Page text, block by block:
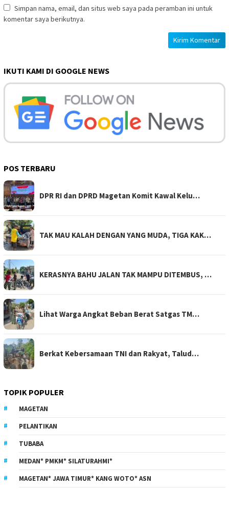
Simpan nama, email, dan situs web saya pada peramban ini untuk
komentar saya berikutnya.
IKUTI KAMI DI GOOGLE NEWS
POS TERBARU
DPR RI dan DPRD Magetan Komit Kawal Kelu…
TAK MAU KALAH DENGAN YANG MUDA, TIGA KAK…
KERASNYA BAHU JALAN TAK MAMPU DITEMBUS, …
Lihat Warga Angkat Beban Berat Satgas TM…
Berkat Kebersamaan TNI dan Rakyat, Talud…
TOPIK POPULER
MAGETAN
PELANTIKAN
TUBABA
MEDAN* PMKM* SILATURAHMI*
MAGETAN* JAWA TIMUR* KANG WOTO* ASN